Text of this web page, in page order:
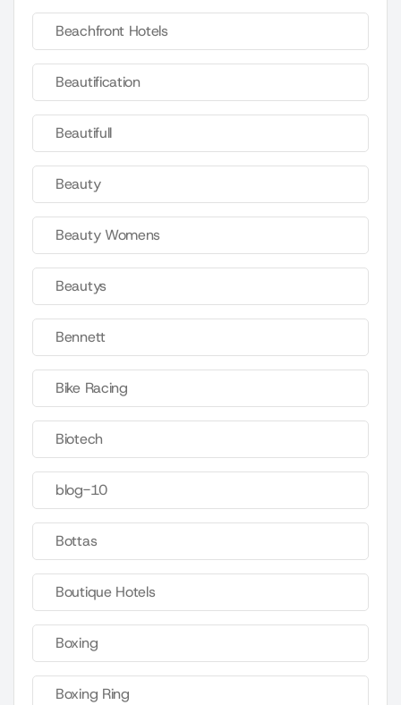
Beachfront Hotels
Beautification
Beautifull
Beauty
Beauty Womens
Beautys
Bennett
Bike Racing
Biotech
blog-10
Bottas
Boutique Hotels
Boxing
Boxing Ring